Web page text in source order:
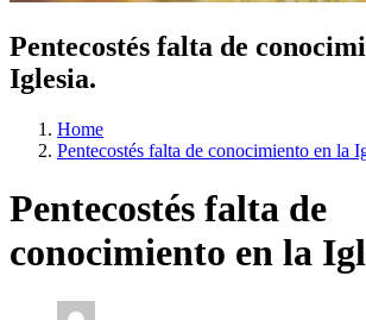
Pentecostés falta de
Iglesia.
Home
Pentecostés falta de conocimiento en la
Pentecostés falta de
conocimiento en la